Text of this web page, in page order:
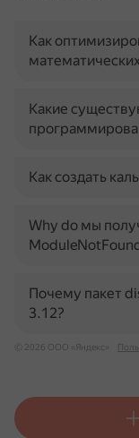
Как
Какие
Как создать
Why do мы
Почему пакет
3.12?
© 2026 ООО «Яндекс»